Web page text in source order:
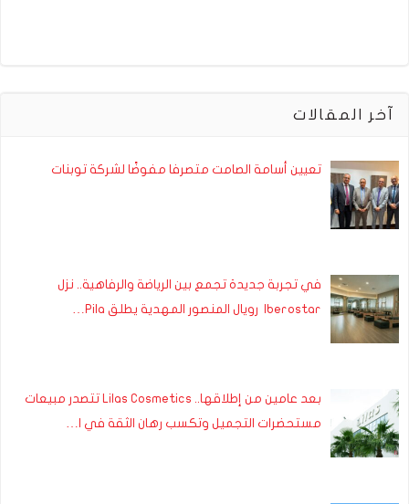
آخر المقالات
تعيين أسامة الصامت متصرفا مفوضًا لشركة توبنات
في تجربة جديدة تجمع بين الرياضة والرفاهية.. نزل
Iberostar رويال المنصور المهدية يطلق Pila…
بعد عامين من إطلاقها.. Lilas Cosmetics تتصدر مبيعات
مستحضرات التجميل وتكسب رهان الثقة في ا…